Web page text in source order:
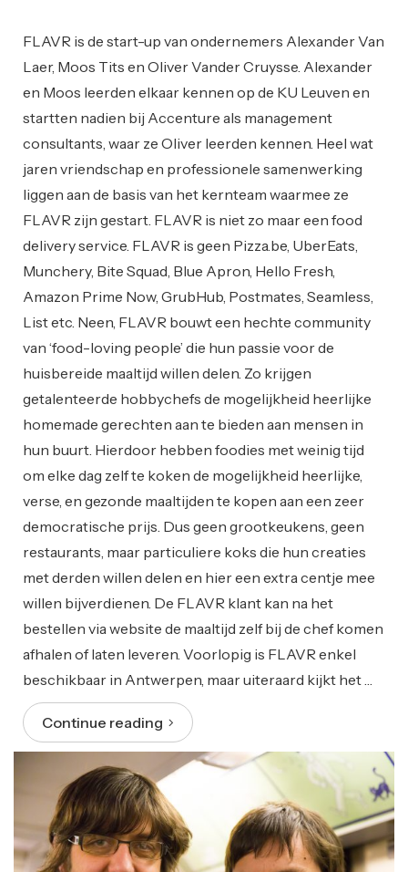
FLAVR is de start-up van ondernemers Alexander Van
Laer, Moos Tits en Oliver Vander Cruysse. Alexander
en Moos leerden elkaar kennen op de KU Leuven en
startten nadien bij Accenture als management
consultants, waar ze Oliver leerden kennen. Heel wat
jaren vriendschap en professionele samenwerking
liggen aan de basis van het kernteam waarmee ze
FLAVR zijn gestart. FLAVR is niet zo maar een food
delivery service. FLAVR is geen Pizza.be, UberEats,
Munchery, Bite Squad, Blue Apron, Hello Fresh,
Amazon Prime Now, GrubHub, Postmates, Seamless,
List etc. Neen, FLAVR bouwt een hechte community
van ‘food-loving people’ die hun passie voor de
huisbereide maaltijd willen delen. Zo krijgen
getalenteerde hobbychefs de mogelijkheid heerlijke
homemade gerechten aan te bieden aan mensen in
hun buurt. Hierdoor hebben foodies met weinig tijd
om elke dag zelf te koken de mogelijkheid heerlijke,
verse, en gezonde maaltijden te kopen aan een zeer
democratische prijs. Dus geen grootkeukens, geen
restaurants, maar particuliere koks die hun creaties
met derden willen delen en hier een extra centje mee
willen bijverdienen. De FLAVR klant kan na het
bestellen via website de maaltijd zelf bij de chef komen
afhalen of laten leveren. Voorlopig is FLAVR enkel
beschikbaar in Antwerpen, maar uiteraard kijkt het …
Continue reading